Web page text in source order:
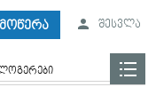
შესვლა